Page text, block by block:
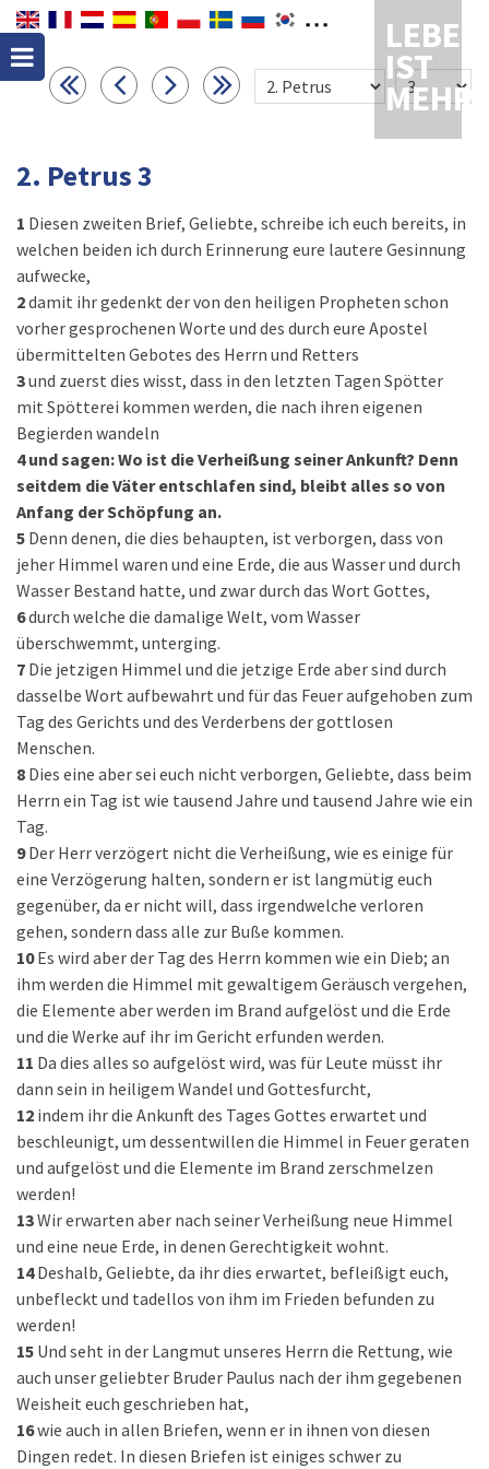
LEBEN
IST
MEHR
2. Petrus 3
1 Diesen zweiten Brief, Geliebte, schreibe ich euch bereits, in
welchen beiden ich durch Erinnerung eure lautere Gesinnung
aufwecke,
2damit ihr gedenkt der von den heiligen Propheten schon
vorher gesprochenen Worte und des durch eure Apostel
übermittelten Gebotes des Herrn und Retters
3und zuerst dies wisst, dass in den letzten Tagen Spötter
mit Spötterei kommen werden, die nach ihren eigenen
Begierden wandeln
4 und sagen: Wo ist die Verheißung seiner Ankunft? Denn
seitdem die Väter entschlafen sind, bleibt alles so von
Anfang der Schöpfung an.
5 Denn denen, die dies behaupten, ist verborgen, dass von
jeher Himmel waren und eine Erde, die aus Wasser und durch
Wasser Bestand hatte, und zwar durch das Wort Gottes,
6durch welche die damalige Welt, vom Wasser
überschwemmt, unterging.
7 Die jetzigen Himmel und die jetzige Erde aber sind durch
dasselbe Wort aufbewahrt und für das Feuer aufgehoben zum
Tag des Gerichts und des Verderbens der gottlosen
Menschen.
8 Dies eine aber sei euch nicht verborgen, Geliebte, dass beim
Herrn ein Tag ist wie tausend Jahre und tausend Jahre wie ein
Tag.
9 Der Herr verzögert nicht die Verheißung, wie es einige für
eine Verzögerung halten, sondern er ist langmütig euch
gegenüber, da er nicht will, dass irgendwelche verloren
gehen, sondern dass alle zur Buße kommen.
10 Es wird aber der Tag des Herrn kommen wie ein Dieb; an
ihm werden die Himmel mit gewaltigem Geräusch vergehen,
die Elemente aber werden im Brand aufgelöst und die Erde
und die Werke auf ihr im Gericht erfunden werden.
11 Da dies alles so aufgelöst wird, was für Leute müsst ihr
dann sein in heiligem Wandel und Gottesfurcht,
12 indem ihr die Ankunft des Tages Gottes erwartet und
beschleunigt, um dessentwillen die Himmel in Feuer geraten
und aufgelöst und die Elemente im Brand zerschmelzen
werden!
13Wir erwarten aber nach seiner Verheißung neue Himmel
und eine neue Erde, in denen Gerechtigkeit wohnt.
14 Deshalb, Geliebte, da ihr dies erwartet, befleißigt euch,
unbefleckt und tadellos von ihm im Frieden befunden zu
werden!
15 Und seht in der Langmut unseres Herrn die Rettung, wie
auch unser geliebter Bruder Paulus nach der ihm gegebenen
Weisheit euch geschrieben hat,
16wie auch in allen Briefen, wenn er in ihnen von diesen
Dingen redet. In diesen Briefen ist einiges schwer zu